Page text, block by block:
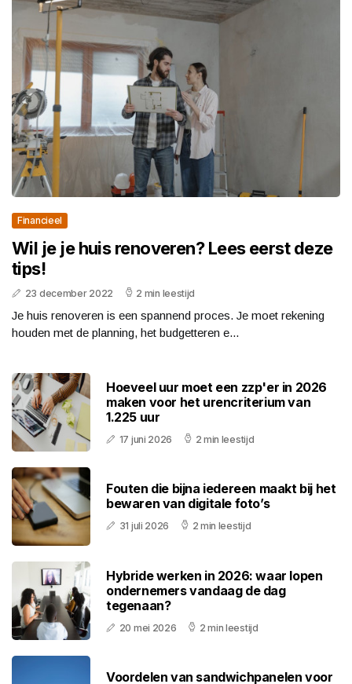
Financieel
Wil je je huis renoveren? Lees eerst deze
tips!
23 december 2022 2 min leestijd
Je huis renoveren is een spannend proces. Je moet rekening
houden met de planning, het budgetteren e...
Hoeveel uur moet een zzp'er in 2026
maken voor het urencriterium van
1.225 uur
17 juni 2026 2 min leestijd
Fouten die bijna iedereen maakt bij het
bewaren van digitale foto’s
31 juli 2026 2 min leestijd
Hybride werken in 2026: waar lopen
ondernemers vandaag de dag
tegenaan?
20 mei 2026 2 min leestijd
Voordelen van sandwichpanelen voor